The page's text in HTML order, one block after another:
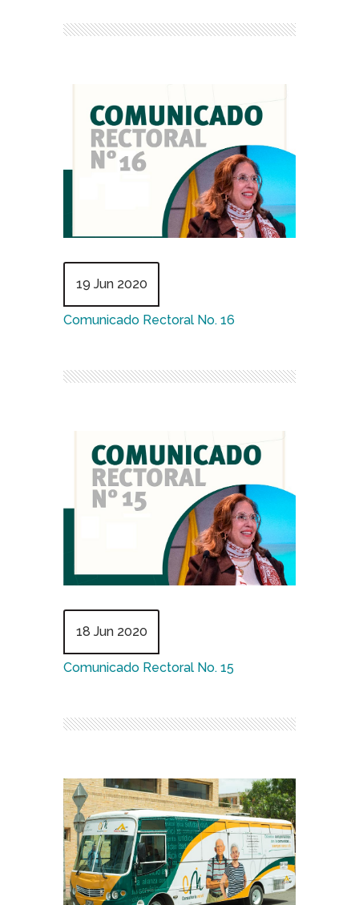
19 Jun 2020
Comunicado Rectoral No. 16
18 Jun 2020
Comunicado Rectoral No. 15